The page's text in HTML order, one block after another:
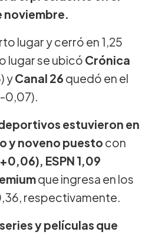
noviembre.
lugar y cerró en 1,25
lugar se ubicó Crónica
yCanal 26 quedó en el
0,07).
estuvieron en
y noveno puesto con
ESPN 1,09
que ingresa en los
respectivamente.
y películas que